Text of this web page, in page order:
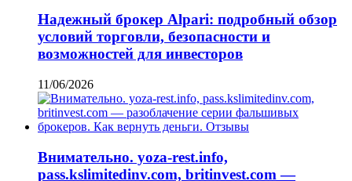
Надежный брокер Alpari: подробный обзор
условий торговли, безопасности и
возможностей для инвесторов
11/06/2026
Внимательно. yoza-rest.info,
pass.kslimitedinv.com, britinvest.com —